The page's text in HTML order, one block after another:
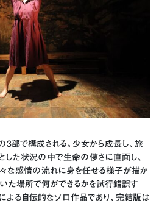
の3部で構成される。少女から成長し、旅
した状況の中で生命の儚さに直面し、
な感情の流れに身を任せる様子が描か
いた場所で何ができるかを試行錯誤す
よる自伝的なソロ作品であり、完結版は